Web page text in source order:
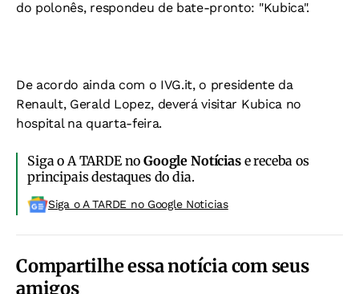
do polonês, respondeu de bate-pronto: "Kubica".
De acordo ainda com o IVG.it, o presidente da
Renault, Gerald Lopez, deverá visitar Kubica no
hospital na quarta-feira.
Siga o A TARDE noGoogle Notíciase receba os
principais destaques do dia.
Siga o A TARDE no Google Noticias
Compartilhe essa notícia com seus
amigos